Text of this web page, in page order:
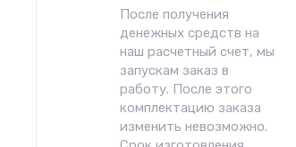
После получения
денежных средств на
наш расчетный счет, мы
запускам заказ в
работу. После этого
комплектацию заказа
изменить невозможно.